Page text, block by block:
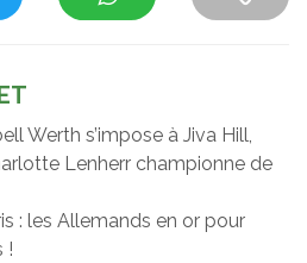
Werth s’impose à Jiva Hill,
Lenherr championne de
: les Allemands en or pour
!